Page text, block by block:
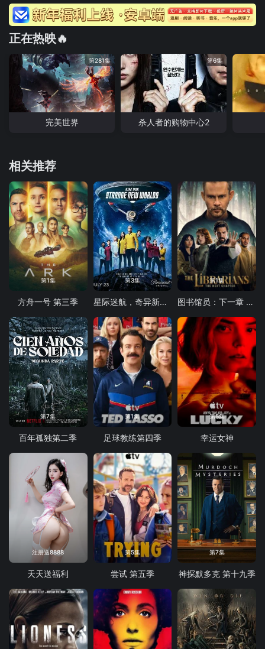
正在热映🔥
第281集
完美世界
第6集
杀人者的购物中心2
相关推荐
第1集
方舟一号 第三季
第3集
星际迷航，奇异新世界第四季
第1集
图书馆员：下一章 第二季
第7集
百年孤独第二季
第1集
足球教练第四季
第5集
幸运女神
注册送8888
天天送福利
第5集
尝试 第五季
第7集
神探默多克 第十九季